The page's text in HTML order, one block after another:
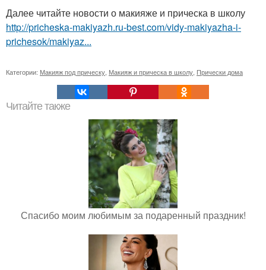
Далее читайте новости о макияже и прическа в школу
http://pricheska-makiyazh.ru-best.com/vidy-makiyazha-i-
prichesok/makiyaz...
Категории: Макияж под прическу Макияж и прическа в школу Прически дома
Читайте также
Спасибо моим любимым за подаренный праздник!